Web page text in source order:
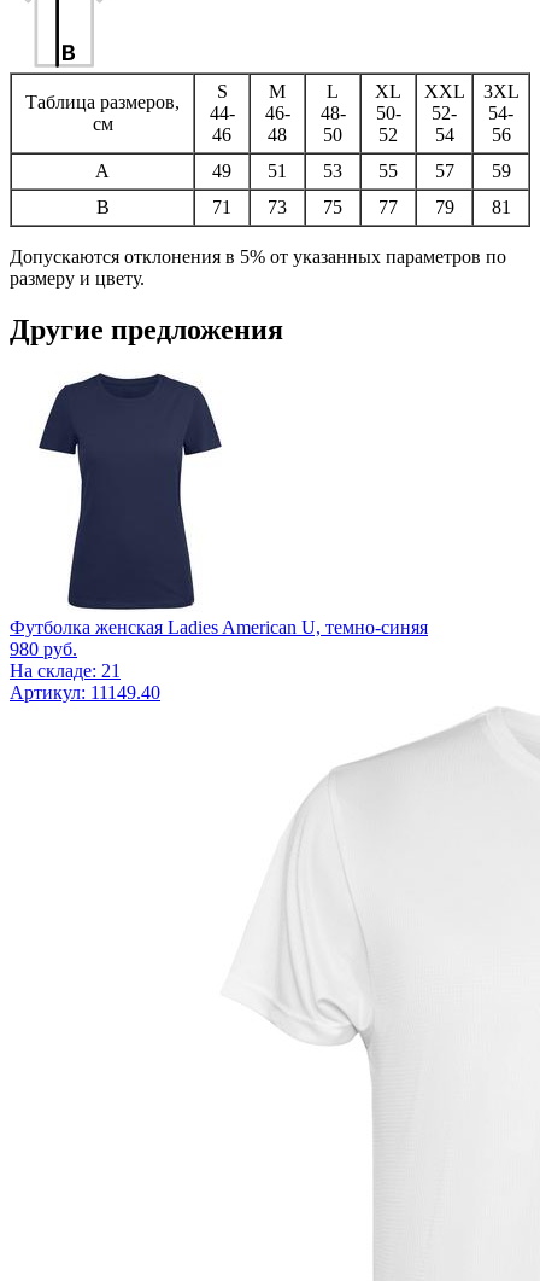
Таблица размеров,
см
S
44-
46
M
46-
48
L
48-
50
XL
50-
52
XXL
52-
54
3XL
54-
56
A
49 51 53 55 57
59
B
71 73 75 77 79 81
Допускаются отклонения в 5% от указанных параметров по
размеру и цвету.
Другие предложения
Футболка женская Ladies American U, темно-синяя
980 руб.
На складе: 21
Артикул: 11149.40